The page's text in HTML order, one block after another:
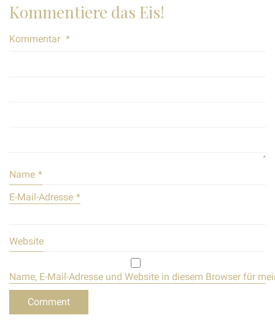
Kommentiere das Eis!
Kommentar *
Name *
E-Mail-Adresse *
Website
Name, E-Mail-Adresse und Website in diesem Browser für